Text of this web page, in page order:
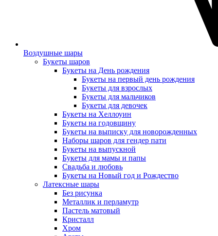
Воздушные шары
Букеты шаров
Букеты на День рождения
Букеты на первый день рождения
Букеты для взрослых
Букеты для мальчиков
Букеты для девочек
Букеты на Хеллоуин
Букеты на годовщину
Букеты на выписку для новорожденных
Наборы шаров для гендер пати
Букеты на выпускной
Букеты для мамы и папы
Свадьба и любовь
Букеты на Новый год и Рождество
Латексные шары
Без рисунка
Металлик и перламутр
Пастель матовый
Кристалл
Хром